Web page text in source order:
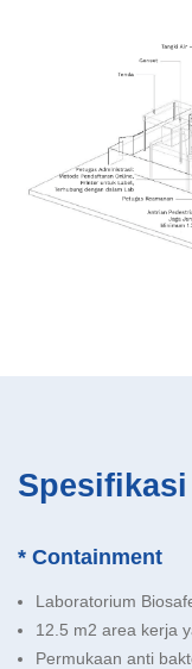
* Containment
Laboratorium
12.5 m2 area kerja
Permukaan anti